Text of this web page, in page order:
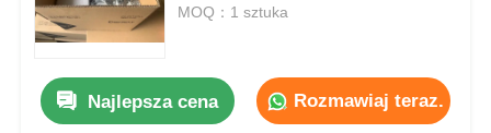
niezawodne działanie i
MOQ：1 sztuka
Najlepsza cena Rozmawiaj teraz.